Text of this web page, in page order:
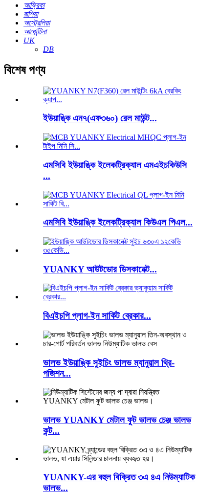
আফ্রিকা
রাশিয়া
অস্ট্রেলিয়া
আর্জেন্টিনা
UK
DB
বিশেষ পণ্য
ইউয়াঙ্কি এন৭(এফ৩৬০) রেল মাউন্ট...
এমসিবি ইউয়াঙ্কি ইলেকট্রিক্যাল এমএইচকিউসি
...
এমসিবি ইউয়াঙ্কি ইলেকট্রিক্যাল কিউএল পিএল...
YUANKY আউটডোর ডিসকানেক্ট...
বিএইচপি প্লাগ-ইন সার্কিট ব্রেকার...
ভালভ ইউয়াঙ্কি সুইচিং ভালভ ম্যানুয়াল থ্রি-
পজিশন...
ভালভ YUANKY মেটাল ফুট ভালভ চেঞ্জ ভালভ
কন্ট...
YUANKY-এর বহুল বিক্রিত ৩এ ৪এ নিউম্যাটিক
ভালভ...